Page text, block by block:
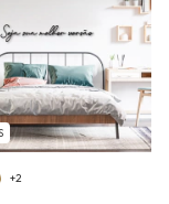
+2